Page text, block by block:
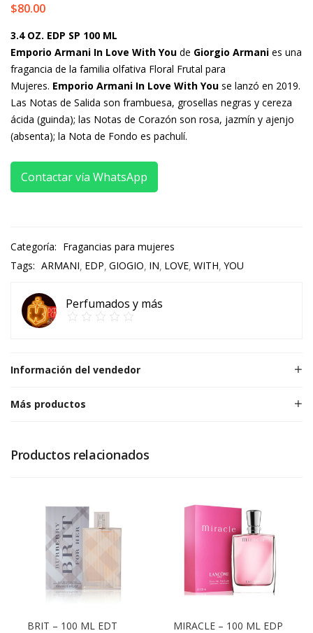
$80.00
3.4 OZ. EDP SP 100 ML
Emporio Armani In Love With You de Giorgio Armani es una
fragancia de la familia olfativa Floral Frutal para
Mujeres. Emporio Armani In Love With You se lanzó en 2019.
Las Notas de Salida son frambuesa, grosellas negras y cereza
ácida (guinda); las Notas de Corazón son rosa, jazmín y ajenjo
(absenta); la Nota de Fondo es pachulí.
Contactar vía WhatsApp
Categoría: Fragancias para mujeres
Tags: ARMANI EDP GIOGIO IN LOVE WITH YOU
Perfumados y más
Información del vendedor
Más productos
Productos relacionados
BRIT – 100 ML EDT MIRACLE – 100 ML EDP